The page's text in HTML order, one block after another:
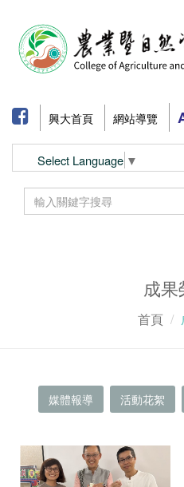
興大首頁 網站導覽
Select Language ▼
成果
首頁
媒體報導 活動花絮